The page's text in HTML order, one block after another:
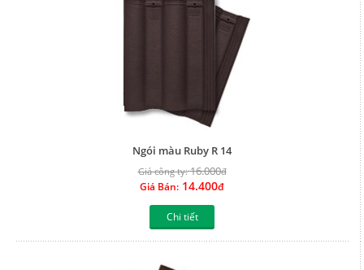
Ngói màu Ruby R 14
Giá công ty:16.000đ
Giá Bán: 14.400đ
Chi tiết